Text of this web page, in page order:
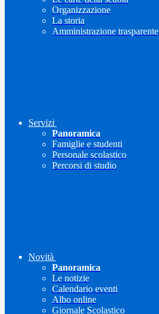
Organizzazione
La storia
Amministrazione trasparente
Servizi
Panoramica
Famiglie e studenti
Personale scolastico
Percorsi di studio
Novità
Panoramica
Le notizie
Calendario eventi
Albo online
Giornale Scolastico